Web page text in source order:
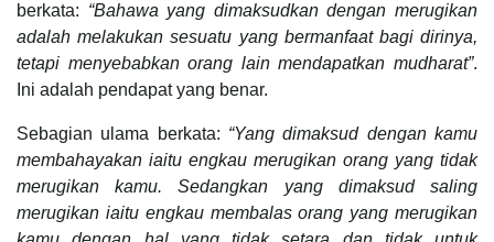
berkata: “Bahawa yang dimaksudkan dengan merugikan
adalah melakukan sesuatu yang bermanfaat bagi dirinya,
tetapi menyebabkan orang lain mendapatkan mudharat”.
Ini adalah pendapat yang benar.
Sebagian ulama berkata: “Yang dimaksud dengan kamu
membahayakan iaitu engkau merugikan orang yang tidak
merugikan kamu. Sedangkan yang dimaksud saling
merugikan iaitu engkau membalas orang yang merugikan